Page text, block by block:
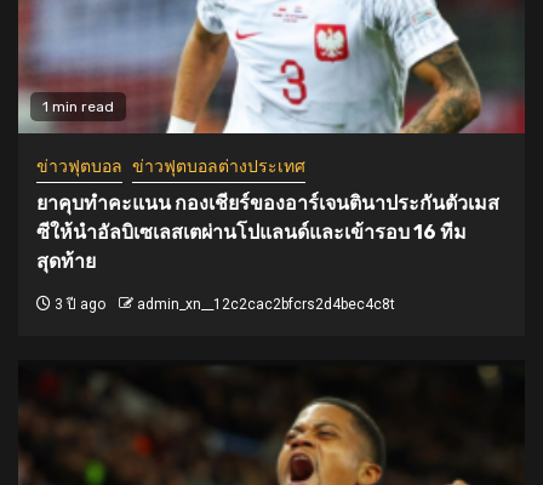
1 min read
ข่าวฟุตบอล ข่าวฟุตบอลต่างประเทศ
ยาคุบทำคะแนน กองเชียร์ของอาร์เจนตินาประกันตัวเมส
ซีให้นำอัลบิเซเลสเตผ่านโปแลนด์และเข้ารอบ 16 ทีม
สุดท้าย
3 ปี ago admin_xn__12c2cac2bfcrs2d4bec4c8t